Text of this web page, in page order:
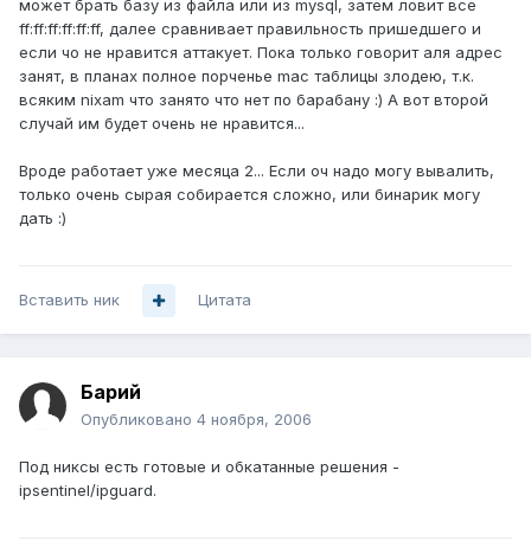
может брать базу из файла или из mysql, затем ловит все
ff:ff:ff:ff:ff:ff, далее сравнивает правильность пришедшего и
если чо не нравится аттакует. Пока только говорит аля адрес
занят, в планах полное порченье mac таблицы злодею, т.к.
всяким nixam что занято что нет по барабану :) А вот второй
случай им будет очень не нравится...
Вроде работает уже месяца 2... Если оч надо могу вывалить,
только очень сырая собирается сложно, или бинарик могу
дать :)
Вставить ник Цитата
Барий
Опубликовано 4 ноября, 2006
Под никсы есть готовые и обкатанные решения -
ipsentinel/ipguard.